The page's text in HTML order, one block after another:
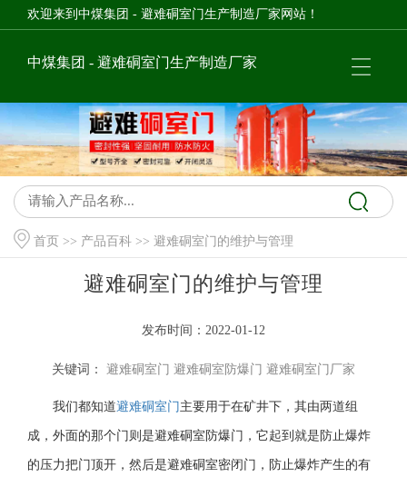
欢迎来到中煤集团 - 避难硐室门生产制造厂家网站！
中煤集团 - 避难硐室门生产制造厂家
首页 >> 产品百科 >> 避难硐室门的维护与管理
避难硐室门的维护与管理
发布时间：2022-01-12
关键词： 避难硐室门 避难硐室防爆门 避难硐室门厂家
我们都知道避难硐室门 主要用于在矿井下，其由两道组
成，外面的那个门则是避难硐室防爆门，它起到就是防止爆炸
的压力把门顶开，然后是避难硐室密闭门，防止爆炸产生的有